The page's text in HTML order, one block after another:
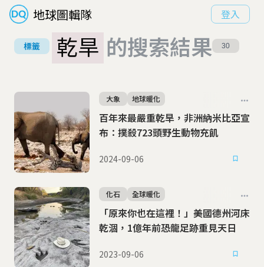
地球圖輯隊 登入
標籤 乾旱 的搜索結果 30
百年來最嚴重乾旱，非洲納米比亞宣
布：撲殺723頭野生動物充飢
大象 地球暖化
2024-09-06
「原來你也在這裡！」美國德州河床
乾涸，1億年前恐龍足跡重見天日
化石 全球暖化
2023-09-06